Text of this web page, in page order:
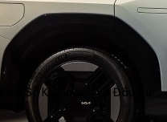
Sở Kế Hoạch và Đầu Tư